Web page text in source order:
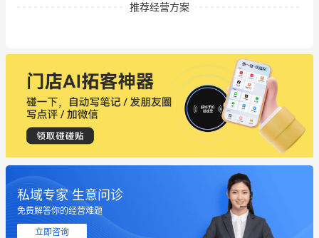
推荐经营方案
私域专家 生意问诊
免费解答你的经营难题
立即咨询
这个营销策划案例推荐大家看一下